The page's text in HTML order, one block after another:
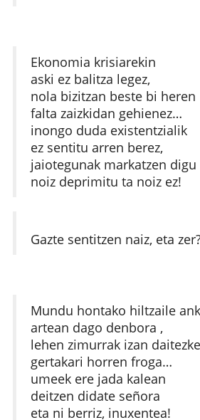
Ekonomia krisiarekin
aski ez balitza legez,
nola bizitzan beste bi heren
falta zaizkidan gehienez…
inongo duda existentzialik
ez sentitu arren berez,
jaiotegunak markatzen digu
noiz deprimitu ta noiz ez!
Gazte sentitzen naiz, eta
Mundu hontako hiltzaile
artean dago denbora ,
lehen zimurrak izan daitezke
gertakari horren froga…
umeek ere jada kalean
deitzen didate señora
eta ni berriz, inuxentea!